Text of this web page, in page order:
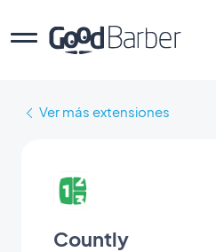
Ver más extensiones
Countly